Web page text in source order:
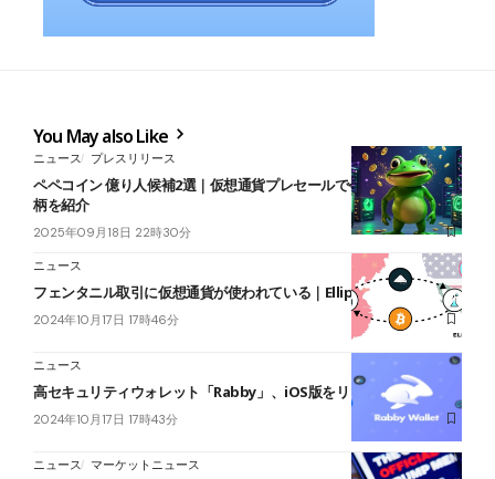
You May also Like
ニュース プレスリリース
ペペコイン 億り人候補2選｜仮想通貨プレセールで今アツい注目の銘
柄を紹介
2025年09月18日 22時30分
ニュース
フェンタニル取引に仮想通貨が使われている｜Ellipticレポート
2024年10月17日 17時46分
ニュース
高セキュリティウォレット「Rabby」、iOS版をリリース
2024年10月17日 17時43分
ニュース マーケットニュース